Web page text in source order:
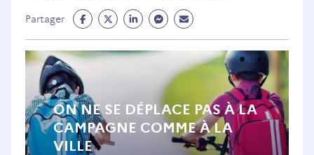
Partager
Partage
Facebook
(ouvre
un
nouvel
onglet)
Partage
Twitter
(ouvre
onglet)
Partage
Linkedin
(ouvre
nouvel
onglet)
Partage
Messenger
(ouvre
nouvel
onglet)
Partage
Mail
(ouvre
un
nouvel
onglet)
ON NE SE DÉPLACE PAS À LA
CAMPAGNE COMME À LA
VILLE